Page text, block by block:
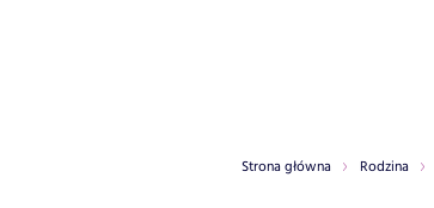
Strona główna Rodzina